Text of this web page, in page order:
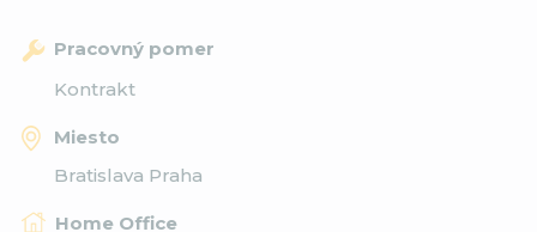
Pracovný pomer
Kontrakt
Miesto
Bratislava Praha
Home Office